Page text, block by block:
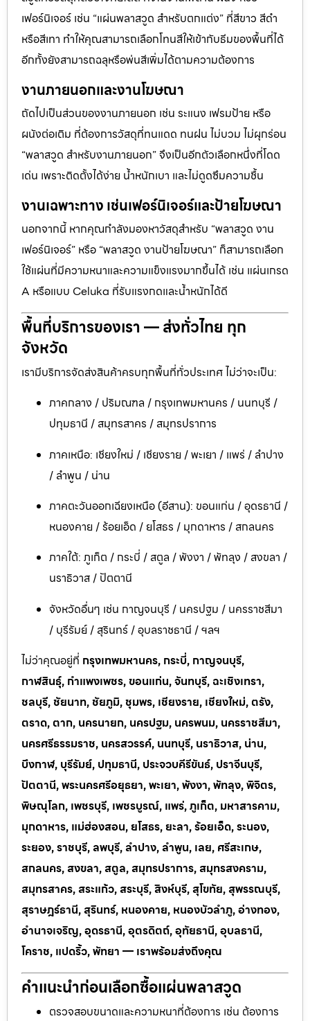
เฟอร์นิเจอร์ เช่น “แผ่นพลาสวูด สำหรับตกแต่ง” ที่สีขาว สีดำ
หรือสีเทา ทำให้คุณสามารถเลือกโทนสีให้เข้ากับธีมของพื้นที่ได้
อีกทั้งยังสามารถฉลุหรือพ่นสีเพิ่มได้ตามความต้องการ
งานภายนอกและงานโฆษณา
ถัดไปเป็นส่วนของงานภายนอก เช่น ระแนง เฟรมป้าย หรือ
ผนังต่อเติม ที่ต้องการวัสดุที่ทนแดด ทนฝน ไม่บวม ไม่ผุกร่อน
“พลาสวูด สำหรับงานภายนอก” จึงเป็นอีกตัวเลือกหนึ่งที่โดด
เด่น เพราะติดตั้งได้ง่าย น้ำหนักเบา และไม่ดูดซึมความชื้น
งานเฉพาะทาง เช่นเฟอร์นิเจอร์และป้ายโฆษณา
นอกจากนี้ หากคุณกำลังมองหาวัสดุสำหรับ “พลาสวูด งาน
เฟอร์นิเจอร์” หรือ “พลาสวูด งานป้ายโฆษณา” ก็สามารถเลือก
ใช้แผ่นที่มีความหนาและความแข็งแรงมากขึ้นได้ เช่น แผ่นเกรด
A หรือแบบ Celuka ที่รับแรงกดและน้ำหนักได้ดี
พื้นที่บริการของเรา — ส่งทั่วไทย ทุก
จังหวัด
เรามีบริการจัดส่งสินค้าครบทุกพื้นที่ทั่วประเทศ ไม่ว่าจะเป็น:
ภาคกลาง / ปริมณฑล / กรุงเทพมหานคร / นนทบุรี /
ปทุมธานี / สมุทรสาคร / สมุทรปราการ
ภาคเหนือ: เชียงใหม่ / เชียงราย / พะเยา / แพร่ / ลำปาง
/ ลำพูน / น่าน
ภาคตะวันออกเฉียงเหนือ (อีสาน): ขอนแก่น / อุดรธานี /
หนองคาย / ร้อยเอ็ด / ยโสธร / มุกดาหาร / สกลนคร
ภาคใต้: ภูเก็ต / กระบี่ / สตูล / พังงา / พัทลุง / สงขลา /
นราธิวาส / ปัตตานี
จังหวัดอื่นๆ เช่น กาญจนบุรี / นครปฐม / นครราชสีมา
/ บุรีรัมย์ / สุรินทร์ / อุบลราชธานี / ฯลฯ
ไม่ว่าคุณอยู่ที่ กรุงเทพมหานคร, กระบี่, กาญจนบุรี,
กาฬสินธุ์, กำแพงเพชร, ขอนแก่น, จันทบุรี, ฉะเชิงเทรา,
ชลบุรี, ชัยนาท, ชัยภูมิ, ชุมพร, เชียงราย, เชียงใหม่, ตรัง,
ตราด, ตาก, นครนายก, นครปฐม, นครพนม, นครราชสีมา,
นครศรีธรรมราช, นครสวรรค์, นนทบุรี, นราธิวาส, น่าน,
บึงกาฬ, บุรีรัมย์, ปทุมธานี, ประจวบคีรีขันธ์, ปราจีนบุรี,
ปัตตานี, พระนครศรีอยุธยา, พะเยา, พังงา, พัทลุง, พิจิตร,
พิษณุโลก, เพชรบุรี, เพชรบูรณ์, แพร่, ภูเก็ต, มหาสารคาม,
มุกดาหาร, แม่ฮ่องสอน, ยโสธร, ยะลา, ร้อยเอ็ด, ระนอง,
ระยอง, ราชบุรี, ลพบุรี, ลำปาง, ลำพูน, เลย, ศรีสะเกษ,
สกลนคร, สงขลา, สตูล, สมุทรปราการ, สมุทรสงคราม,
สมุทรสาคร, สระแก้ว, สระบุรี, สิงห์บุรี, สุโขทัย, สุพรรณบุรี,
สุราษฎร์ธานี, สุรินทร์, หนองคาย, หนองบัวลำภู, อ่างทอง,
อำนาจเจริญ, อุดรธานี, อุตรดิตถ์, อุทัยธานี, อุบลธานี,
โคราช, แปดริ้ว, พัทยา — เราพร้อมส่งถึงคุณ
คำแนะนำก่อนเลือกซื้อแผ่นพลาสวูด
ตรวจสอบขนาดและความหนาที่ต้องการ เช่น ต้องการ